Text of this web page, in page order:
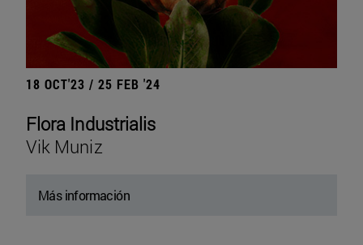
18 OCT'23 / 25 FEB '24
Flora Industrialis
Vik Muniz
Más información